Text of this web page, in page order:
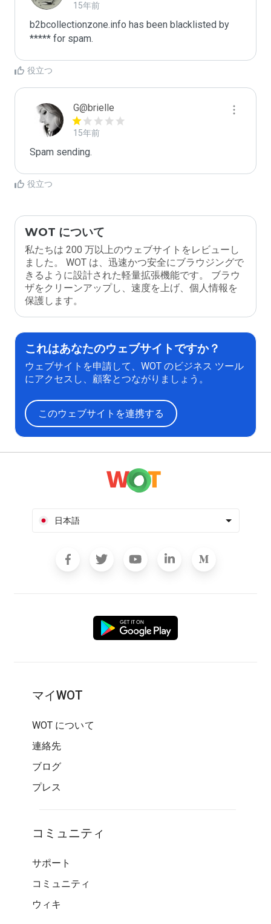
15年前
b2bcollectionzone.info has been blacklisted by
***** for spam.
役立つ
G@brielle
15年前
Spam sending.
役立つ
WOT について
私たちは 200 万以上のウェブサイトをレビューし
ました。 WOT は、迅速かつ安全にブラウジングで
きるように設計された軽量拡張機能です。 ブラウ
ザをクリーンアップし、速度を上げ、個人情報を
保護します。
これはあなたのウェブサイトですか？
ウェブサイトを申請して、WOT のビジネス ツール
にアクセスし、顧客とつながりましょう。
このウェブサイトを連携する
日本語
マイWOT
WOT について
連絡先
ブログ
プレス
コミュニティ
サポート
コミュニティ
ウィキ